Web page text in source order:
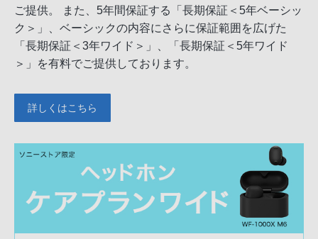
ご提供。 また、5年間保証する「長期保証＜5年ベーシッ
ク＞」、ベーシックの内容にさらに保証範囲を広げた
「長期保証＜3年ワイド＞」、「長期保証＜5年ワイド
＞」を有料でご提供しております。
詳しくはこちら